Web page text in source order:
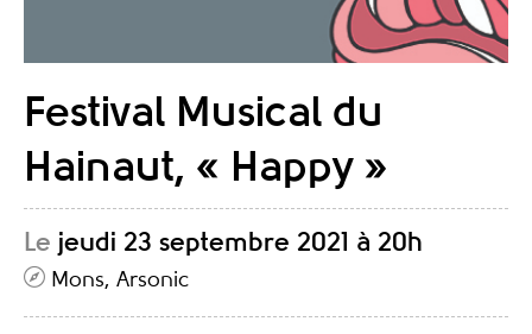
Festival Musical du
Hainaut, « Happy »
Le jeudi 23 septembre 2021 à 20h
Mons, Arsonic